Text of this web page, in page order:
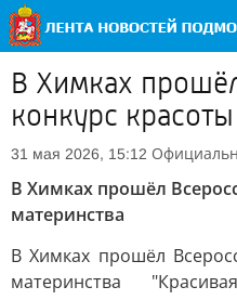
В Химках
конкурс
31 мая 2026, 15:12
В Химках прошёл
материнства
В Химках прошёл
материнства